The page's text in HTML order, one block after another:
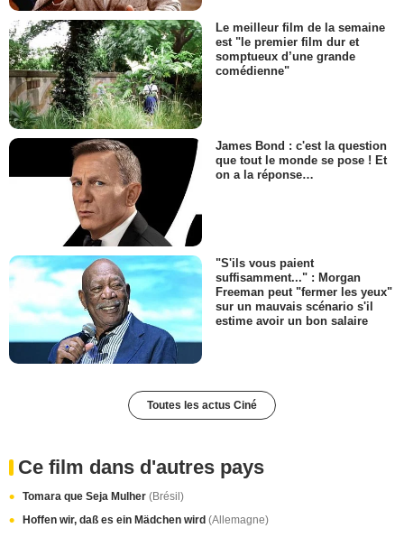
Le meilleur film de la semaine
est "le premier film dur et
somptueux d’une grande
comédienne"
James Bond : c'est la question
que tout le monde se pose ! Et
on a la réponse…
"S'ils vous paient
suffisamment..." : Morgan
Freeman peut "fermer les yeux"
sur un mauvais scénario s'il
estime avoir un bon salaire
Toutes les actus Ciné
Ce film dans d'autres pays
Tomara que Seja Mulher (Brésil)
Hoffen wir, daß es ein Mädchen wird (Allemagne)